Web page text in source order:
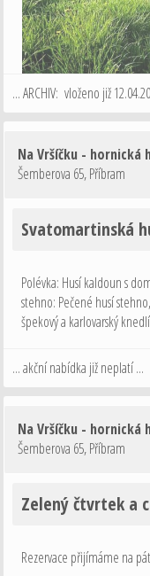
... ARCHIV: vloženo již
Na Vršíčku - hornická
Šemberova 65,Příbram
Svatomartinská
Polévka: Husí kaldoun s
stehno: Pečené husí
špekový a karlovarský
... akční nabídka již neplatí ...
Na Vršíčku - hornická
Šemberova 65,Příbram
Zelený čtvrtek a
Rezervace přijímáme na